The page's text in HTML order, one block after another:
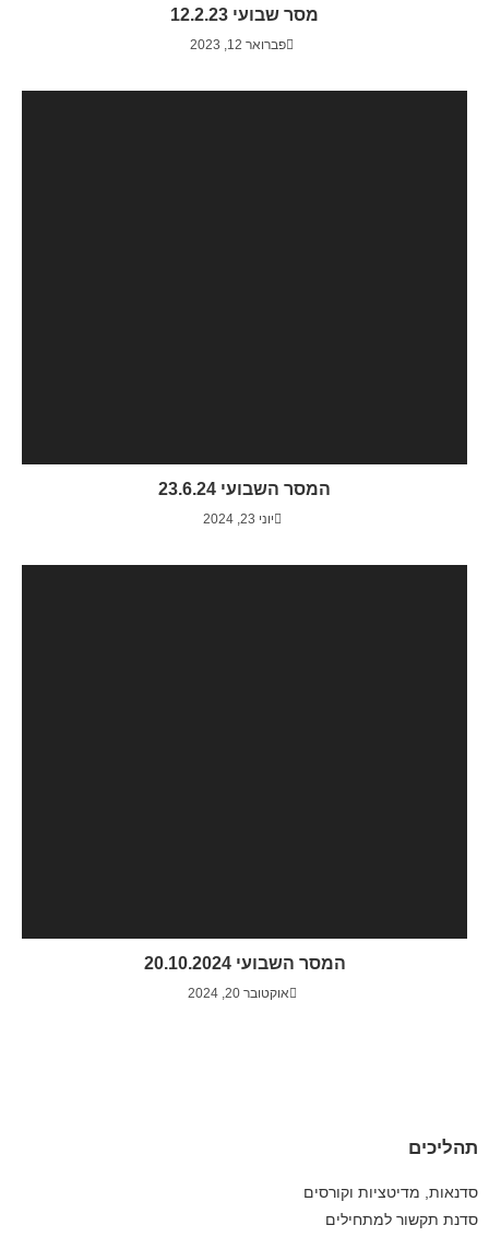
מסר שבועי 12.2.23
פברואר 12, 2023
המסר השבועי 23.6.24
יוני 23, 2024
המסר השבועי 20.10.2024
אוקטובר 20, 2024
תהליכים
סדנאות, מדיטציות וקורסים
סדנת תקשור למתחילים